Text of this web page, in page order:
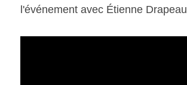
l'événement avec Étienne